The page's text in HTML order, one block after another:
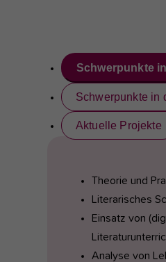
Schwerpunkte
Schwerpunkte in
Aktuelle Projekte
Theorie und
Literarisches
Einsatz von
Analyse von